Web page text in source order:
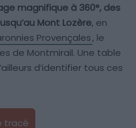
magnifique à 360°, des
Mont Lozère, en
Provençales, le
de Montmirail. Une table
d’identifier tous ces
tracé